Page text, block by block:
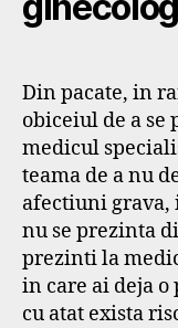
Din pacate, in
obiceiul de a se
medicul
teama de a nu
afectiuni grava,
nu se prezinta
prezinti la
in care ai deja o
cu atat exista